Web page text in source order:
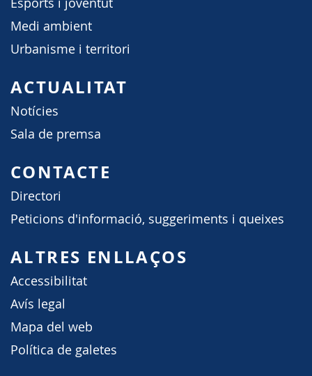
Medi ambient
Urbanisme i territori
ACTUALITAT
Notícies
Sala de premsa
CONTACTE
Directori
Peticions d'informació, suggeriments i queixes
ALTRES ENLLAÇOS
Accessibilitat
Avís legal
Mapa del web
Política de galetes